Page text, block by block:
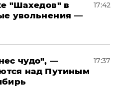
"Шахедов" в
увольнения —
17:42
чудо", —
над Путиным
17:37